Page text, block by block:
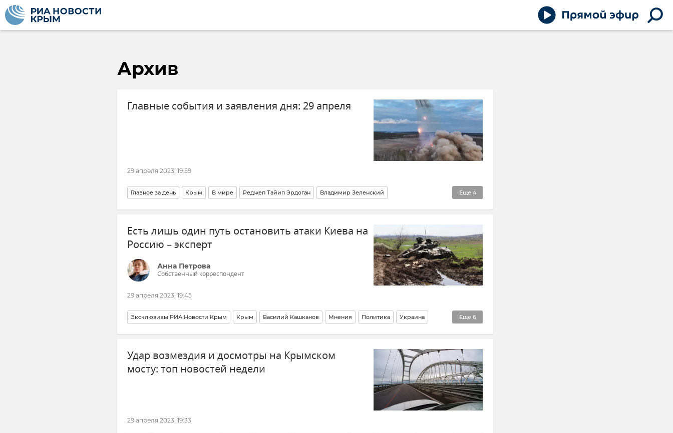
Архив
Главные события и заявления дня: 29 апреля
29 апреля 2023, 19:59
Еще 4
Главное за день Крым В мире Реджеп Тайип Эрдоган Владимир Зеленский
Пожар на нефтебазе в Казачьей бухте Севастополя Севастополь Виктор Бабанин Общество
Есть лишь один путь остановить атаки Киева на
Россию – эксперт
Анна Петрова
Собственный корреспондент
29 апреля 2023, 19:45
Еще 6
Эксклюзивы РИА Новости Крым Крым Василий Кашканов Мнения Политика Украина
Зерновая сделка Россия Безопасность Безопасность Республики Крым и Севастополя
Пожар на нефтебазе в Казачьей бухте Севастополя Беспилотник (БПЛА, дрон)
Удар возмездия и досмотры на Крымском
мосту: топ новостей недели
29 апреля 2023, 19:33